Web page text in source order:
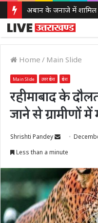
Home / Main Slide
Main Slide उत्तर प्रदेश प्रदेश
रहीमाबाद के
जाने से ग्रामीणों
Shrishti Pandey
Send
Less than a minute